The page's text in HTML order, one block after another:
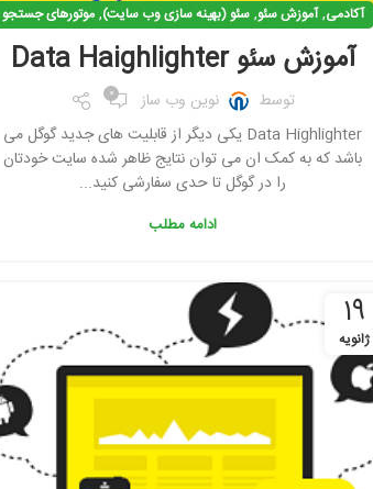
آکادمی,آموزش سئو,سئو (بهینه سازی وب سایت),موتورهای جستجو
آموزش سئو Data Haighlighter
توسط نوین وب ساز 0
Data Highlighter یکی دیگر از قابلیت های جدید گوگل می
باشد که به کمک ان می توان نتایج ظاهر شده سایت خودتان
را در گوگل تا حدی سفارشی کنید...
ادامه مطلب
19
ژانویه